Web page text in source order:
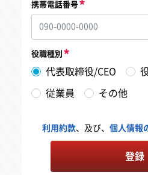
携帯電話番号
役職種別
代表取締役/CEO
従業員 その他
利用約款、及び、 個人情報
登録